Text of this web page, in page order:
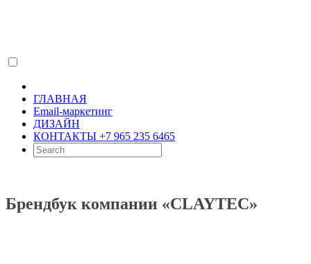
ГЛАВНАЯ
Email-маркетинг
ДИЗАЙН
КОНТАКТЫ +7 965 235 6465
Брендбук компании «CLAYTEC»